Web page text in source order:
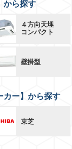
から探す
４方向天埋
コンパクト
壁掛型
カー】から探す
東芝